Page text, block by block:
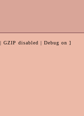
GZIP disabled | Debug on ]